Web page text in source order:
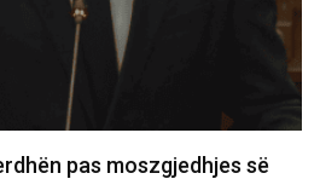
pas moszgjedhjes së